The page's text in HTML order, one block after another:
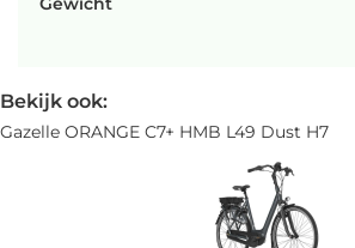
Bekijk ook:
Gazelle ORANGE C7+ HMB L49 Dust H7